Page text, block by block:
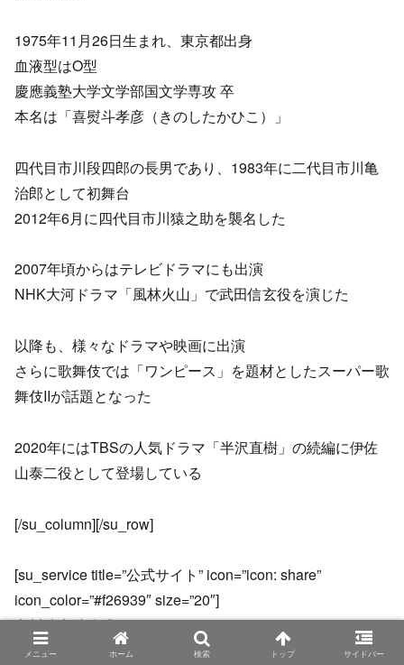
1975年11月26日生まれ、東京都出身
血液型はO型
慶應義塾大学文学部国文学専攻 卒
本名は「喜熨斗孝彦（きのしたかひこ）」
四代目市川段四郎の長男であり、1983年に二代目市川亀
治郎として初舞台
2012年6月に四代目市川猿之助を襲名した
2007年頃からはテレビドラマにも出演
NHK大河ドラマ「風林火山」で武田信玄役を演じた
以降も、様々なドラマや映画に出演
さらに歌舞伎では「ワンピース」を題材としたスーパー歌
舞伎IIが話題となった
2020年にはTBSの人気ドラマ「半沢直樹」の続編に伊佐
山泰二役として登場している
[/su_column][/su_row]
[su_service title=”公式サイト” icon=”icon: share”
icon_color=”#f26939″ size=”20″]
市川猿之助公式サイト
[/su_service]
メニュー ホーム 検索 トップ サイドバー